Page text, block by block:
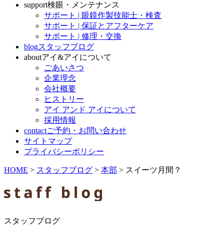
support検眼・メンテナンス
サポート | 眼鏡作製技能士・検査
サポート | 保証とアフターケア
サポート | 修理・交換
blogスタッフブログ
aboutアイ&アイについて
ごあいさつ
企業理念
会社概要
ヒストリー
アイ アンド アイについて
採用情報
contactご予約・お問い合わせ
サイトマップ
プライバシーポリシー
HOME > スタッフブログ > 本部 > スイーツ月間？
スタッフブログ